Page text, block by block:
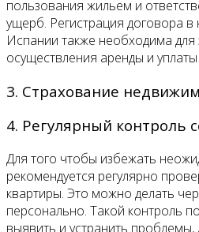
пользования жильем и
ущерб. Регистрация договора в
Испании также необходима для
осуществления аренды и
3. Страхование
4. Регулярный контроль
Для того чтобы избежать
рекомендуется регулярно
квартиры. Это можно делать
персонально. Такой контроль
выявить и устранить проблемы,